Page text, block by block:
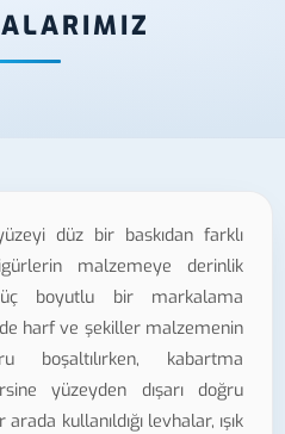
düz bir baskıdan farklı
malzemeye derinlik
üç boyutlu bir markalama
harf ve şekiller malzemenin
boşaltılırken, kabartma
yüzeyden dışarı doğru
kullanıldığı levhalar, ışık